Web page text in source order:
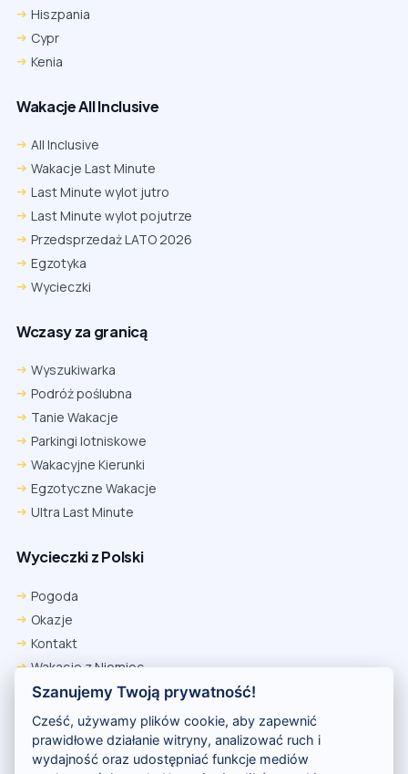
Hiszpania
Cypr
Kenia
Wakacje All Inclusive
All Inclusive
Wakacje Last Minute
Last Minute wylot jutro
Last Minute wylot pojutrze
Przedsprzedaż LATO 2026
Egzotyka
Wycieczki
Wczasy za granicą
Wyszukiwarka
Podróż poślubna
Tanie Wakacje
Parkingi lotniskowe
Wakacyjne Kierunki
Egzotyczne Wakacje
Ultra Last Minute
Wycieczki z Polski
Pogoda
Okazje
Kontakt
Wakacje z Niemiec
Polityka Prywatności
Wakacje w Egipcie
Rankingi hoteli
Firefox
Ustawienia → Prywatność i bezpieczeństwo → Pliki cookie innych
firm → ustaw „Zezwalaj”.
Na czas rezerwacji nie blokuj cookies i śledzenia dla tej witryny.
Szanujemy Twoją prywatność!
Cześć, używamy plików cookie, aby zapewnić
prawidłowe działanie witryny, analizować ruch i
wydajność oraz udostępniać funkcje mediów